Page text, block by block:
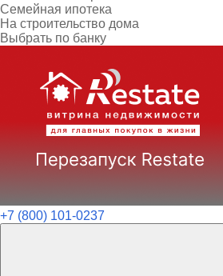
Семейная ипотека
На строительство дома
Выбрать по банку
+7 (800) 101-0237